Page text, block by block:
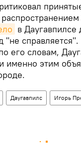
в
"не
его словам,
именно этим
Даугавпилс Игорь